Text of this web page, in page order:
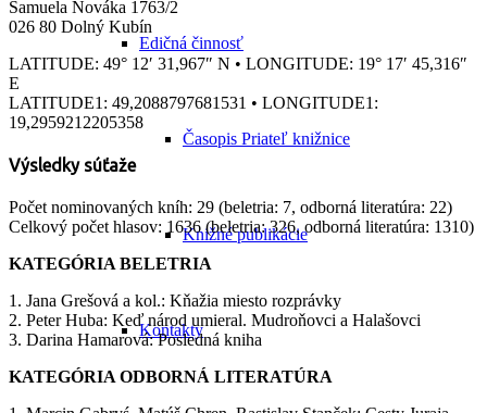
Edičná činnosť
Časopis Priateľ knižnice
Knižné publikácie
Kontakty
Samuela Nováka 1763/2
026 80 Dolný Kubín
LATITUDE: 49° 12′ 31,967″ N • LONGITUDE: 19° 17′ 45,316″
E
LATITUDE1: 49,2088797681531 • LONGITUDE1:
19,2959212205358
Výsledky súťaže
Počet nominovaných kníh: 29 (beletria: 7, odborná literatúra: 22)
Celkový počet hlasov: 1636 (beletria: 326, odborná literatúra: 1310)
KATEGÓRIA BELETRIA
1. Jana Grešová a kol.: Kňažia miesto rozprávky
2. Peter Huba: Keď národ umieral. Mudroňovci a Halašovci
3. Darina Hamarová: Posledná kniha
KATEGÓRIA ODBORNÁ LITERATÚRA